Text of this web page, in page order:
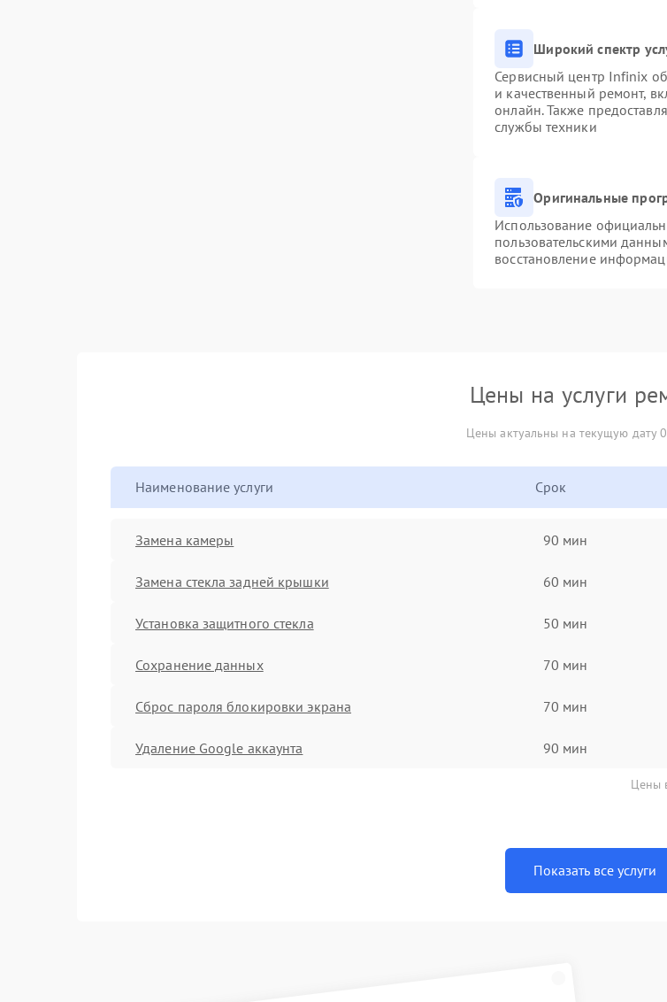
Широкий спектр
Сервисный центр Infinix
и качественный ремонт,
онлайн. Также
службы техники
Оригинальные
Использование
пользовательскими
восстановление
Цены на услуги
Цены актуальны на текущую дату
Наименование услуги Срок
Замена камеры 90 мин
Замена стекла задней крышки 60 мин
Установка защитного стекла 50 мин
Сохранение данных 70 мин
Сброс пароля блокировки экрана 70 мин
Удаление Google аккаунта 90 мин
Цены
Показать все услуги